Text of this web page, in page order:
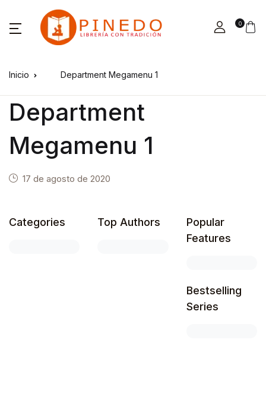
0
Inicio Department Megamenu 1
Department
Megamenu 1
17 de agosto de 2020
Categories Top Authors
Popular
Features
Bestselling
Series